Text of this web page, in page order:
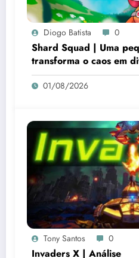
Diogo Batista 0
Shard Squad | Uma
transforma o caos em
01/08/2026
Tony Santos 0
Invaders X | Análise